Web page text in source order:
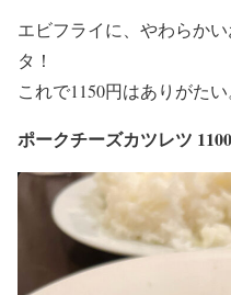
エビフライに、やわらか
タ！
これで1150円はありがたい
ポークチーズカツレツ